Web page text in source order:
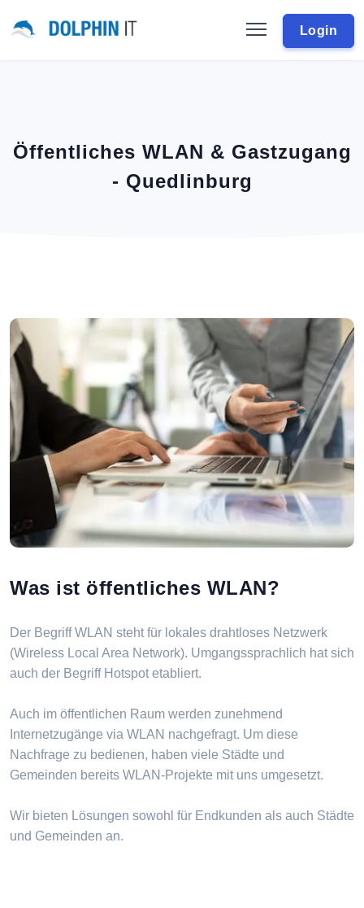
Login
Öffentliches WLAN & Gastzugang
- Quedlinburg
Was ist öffentliches WLAN?
Der Begriff WLAN steht für lokales drahtloses Netzwerk
(Wireless Local Area Network). Umgangssprachlich hat sich
auch der Begriff Hotspot etabliert.
Auch im öffentlichen Raum werden zunehmend
Internetzugänge via WLAN nachgefragt. Um diese
Nachfrage zu bedienen, haben viele Städte und
Gemeinden bereits WLAN-Projekte mit uns umgesetzt.
Wir bieten Lösungen sowohl für Endkunden als auch Städte
und Gemeinden an.